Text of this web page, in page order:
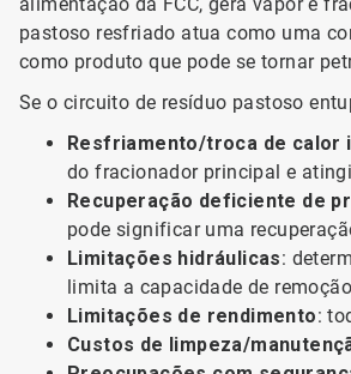
pastoso resfriado atua como uma
como produto que pode se tornar
Se o circuito de resíduo pastoso
Resfriamento/troca de calor
do fracionador principal e
Recuperação deficiente de
pode significar uma
Limitações hidráulicas:
limita a capacidade de
Limitações de rendimento:
Custos de limpeza/